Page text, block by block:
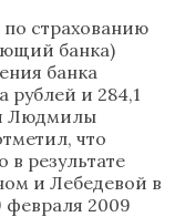
по страхованию
банка)
банка
рублей и 284,1
Людмилы
что
в результате
и Лебедевой в
февраля 2009